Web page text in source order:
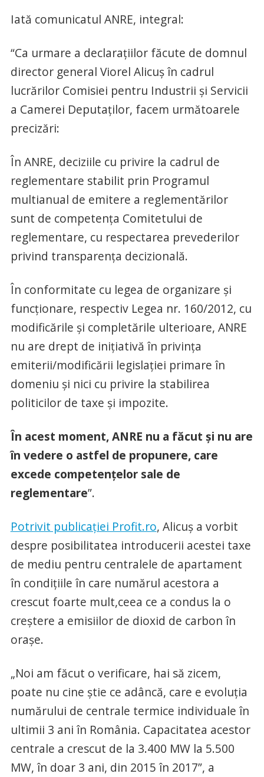
Iată comunicatul ANRE, integral:
“Ca urmare a declarațiilor făcute de domnul
director general Viorel Alicuș în cadrul
lucrărilor Comisiei pentru Industrii și Servicii
a Camerei Deputaților, facem următoarele
precizări:
În ANRE, deciziile cu privire la cadrul de
reglementare stabilit prin Programul
multianual de emitere a reglementărilor
sunt de competența Comitetului de
reglementare, cu respectarea prevederilor
privind transparența decizională.
În conformitate cu legea de organizare și
funcționare, respectiv Legea nr. 160/2012, cu
modificările și completările ulterioare, ANRE
nu are drept de inițiativă în privința
emiterii/modificării legislaţiei primare în
domeniu și nici cu privire la stabilirea
politicilor de taxe și impozite.
În acest moment, ANRE nu a făcut și nu are
în vedere o astfel de propunere, care
excede competențelor sale de
reglementare”.
Potrivit publicaţiei Profit.ro, Alicuş a vorbit
despre posibilitatea introducerii acestei taxe
de mediu pentru centralele de apartament
în condiţiile în care numărul acestora a
crescut foarte mult,ceea ce a condus la o
creştere a emisiilor de dioxid de carbon în
oraşe.
„Noi am făcut o verificare, hai să zicem,
poate nu cine știe ce adâncă, care e evoluția
numărului de centrale termice individuale în
ultimii 3 ani în România. Capacitatea acestor
centrale a crescut de la 3.400 MW la 5.500
MW, în doar 3 ani, din 2015 în 2017”, a